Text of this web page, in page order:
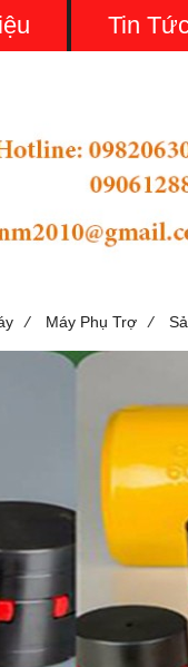
Tin
/ Máy Phụ Trợ /